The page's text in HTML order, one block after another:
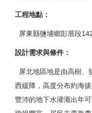
工程地點：
屏東縣鹽埔鄉彭厝段
設計需求與條件：
屏北地區地是由高樹、
西緩降，高度分布約海
豐沛的地下水灌溉出年